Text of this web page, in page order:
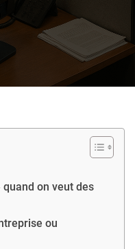
quand on veut des
ou